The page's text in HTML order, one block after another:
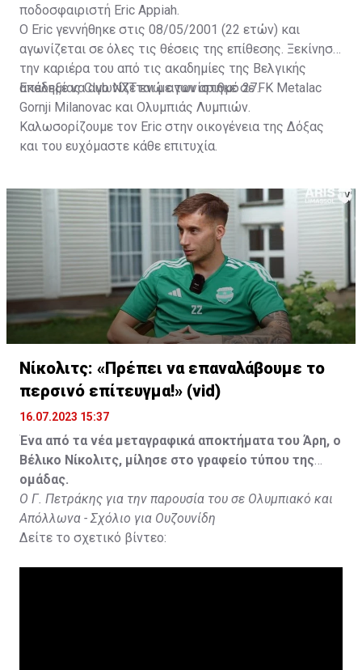
ποδοσφαιριστή Eric Appiah.
Ο Eric γεννήθηκε στις 08/05/2001 (22 ετών) και
αγωνίζεται σε όλες τις θέσεις της επίθεσης. Ξεκίνησε
την καριέρα του από τις ακαδημίες της Βελγικής
ακαδημίας Club NXT ενώ αγωνίστηκε σε FK Metalac
Gornji Milanovac και Ολυμπιάς Λυμπιών.
Επέλεξε να αγωνίζεται με τον αριθμό 27.
Καλωσορίζουμε τον Eric στην οικογένεια της Δόξας
και του ευχόμαστε κάθε επιτυχία.
Νίκολιτς: «Πρέπει να επαναλάβουμε το
περσινό επίτευγμα!» (vid)
16.07.2023 15:37
Ένα από τα νέα μεταγραφικά αποκτήματα του Άρη, ο
Βέλικο Νίκολιτς, μίλησε στο γραφείο τύπου της
ομάδας.
Ο Γ. Πετράκης για την παρουσία του σε Ολυμπιακό και
Απόλλωνα - Σχόλιο για Ουζουνίδη
Δείτε το σχετικό βίντεο: